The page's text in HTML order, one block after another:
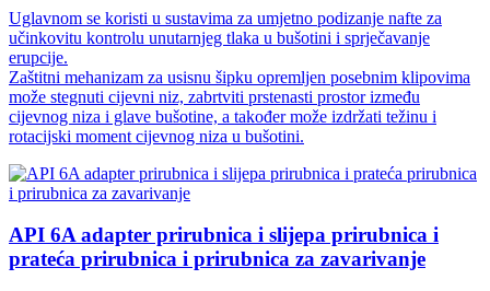
Uglavnom se koristi u sustavima za umjetno podizanje nafte za
učinkovitu kontrolu unutarnjeg tlaka u bušotini i sprječavanje
erupcije.
Zaštitni mehanizam za usisnu šipku opremljen posebnim klipovima
može stegnuti cijevni niz, zabrtviti prstenasti prostor između
cijevnog niza i glave bušotine, a također može izdržati težinu i
rotacijski moment cijevnog niza u bušotini.
API 6A adapter prirubnica i slijepa prirubnica i
prateća prirubnica i prirubnica za zavarivanje